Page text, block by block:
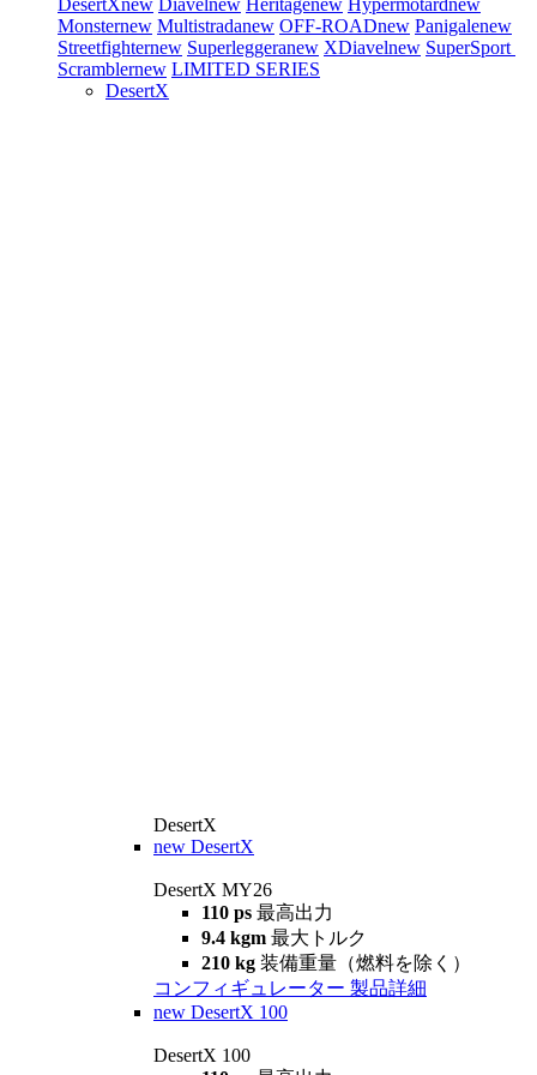
DesertXnew Diavelnew Heritagenew Hypermotardnew
Monsternew Multistradanew OFF-ROADnew Panigalenew
Streetfighternew Superleggeranew XDiavelnew SuperSport
Scramblernew LIMITED SERIES
DesertX
DesertX
new DesertX
DesertX MY26
110 ps 最高出力
9.4 kgm 最大トルク
210 kg 装備重量（燃料を除く）
コンフィギュレーター 製品詳細
new DesertX 100
DesertX 100